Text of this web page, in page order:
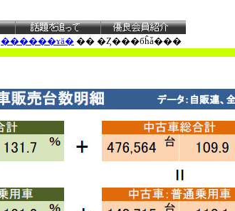
������ɤä� �� �Ȥ���бĥǡ���